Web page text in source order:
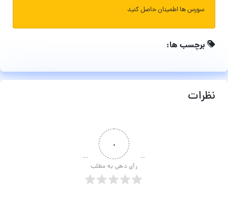
سورس ها اطمینان حاصل کنید
برچسب ها:
نظرات
۰
رأی دهی به مطلب